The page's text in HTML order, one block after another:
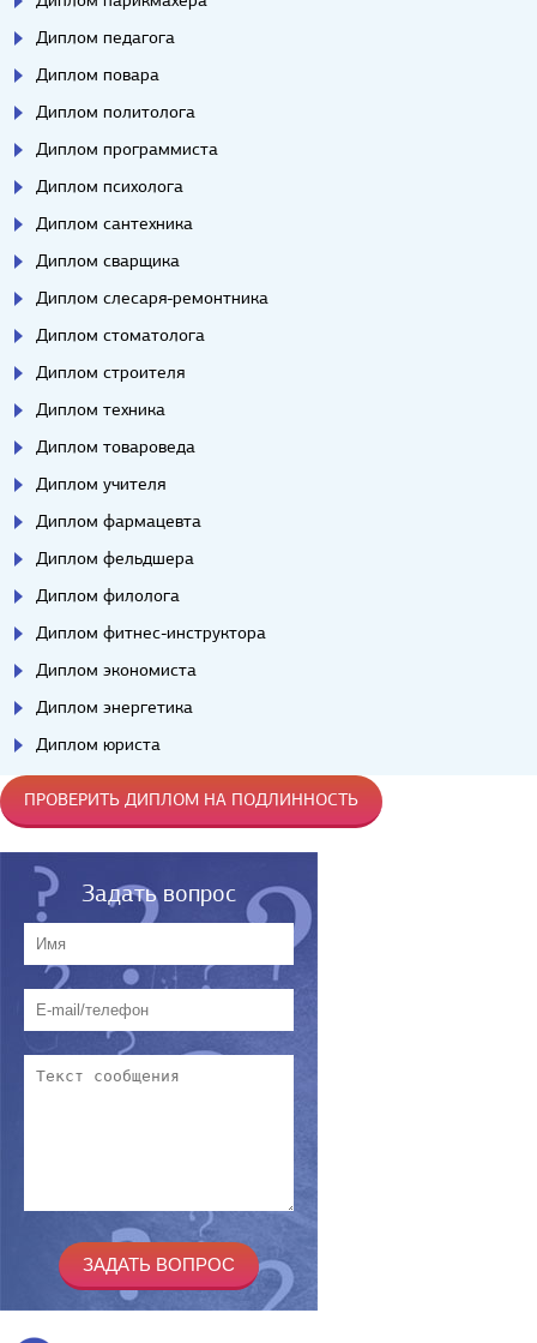
Диплом педагога
Диплом повара
Диплом политолога
Диплом программиста
Диплом психолога
Диплом сантехника
Диплом сварщика
Диплом слесаря-ремонтника
Диплом стоматолога
Диплом строителя
Диплом техника
Диплом товароведа
Диплом учителя
Диплом фармацевта
Диплом фельдшера
Диплом филолога
Диплом фитнес-инструктора
Диплом экономиста
Диплом энергетика
Диплом юриста
ПРОВЕРИТЬ ДИПЛОМ НА ПОДЛИННОСТЬ
Задать вопрос